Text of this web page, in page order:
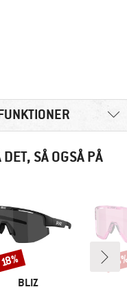
- oplysningerne får du
SÅ OGSÅ PÅ
MÆRKE
BLIZ